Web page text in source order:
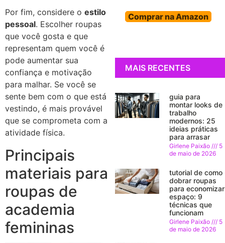
Por fim, considere o estilo
pessoal. Escolher roupas
que você gosta e que
representam quem você é
pode aumentar sua
confiança e motivação
para malhar. Se você se
sente bem com o que está
vestindo, é mais provável
que se comprometa com a
atividade física.
Principais
materiais para
roupas de
academia
femininas
Comprar na Amazon
MAIS RECENTES
guia para
montar looks de
trabalho
modernos: 25
ideias práticas
para arrasar
Girlene Paixão
5
de maio de 2026
tutorial de como
dobrar roupas
para economizar
espaço: 9
técnicas que
funcionam
Girlene Paixão
5
de maio de 2026